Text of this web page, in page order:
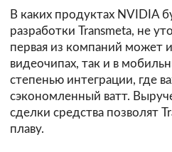
В каких продуктах NVIDIA
разработки Transmeta, не
первая из компаний может
видеочипах, так и в
степенью интеграции, где
сэкономленный ватт.
сделки средства позволят
плаву.